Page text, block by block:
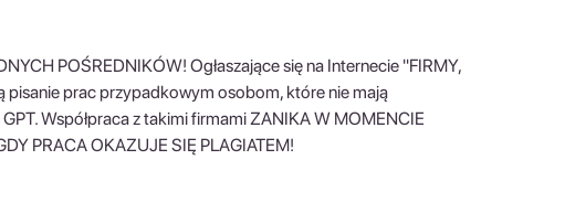
POŚREDNIKÓW! Ogłaszające się na Internecie "FIRMY,
pisanie prac przypadkowym osobom, które nie mają
Współpraca z takimi firmami ZANIKA W MOMENCIE
PRACA OKAZUJE SIĘ PLAGIATEM!